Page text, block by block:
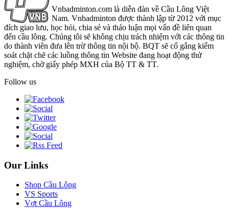
Vnbadminton.com là diễn đàn về Cầu Lông Việt
Nam. Vnbadminton được thành lập từ 2012 với mục
đích giao lưu, học hỏi, chia sẻ và thảo luận mọi vấn đề liên quan
đến cầu lông. Chúng tôi sẽ không chịu trách nhiệm với các thông tin
do thành viên đưa lên trừ thông tin nội bộ. BQT sẽ cố gắng kiểm
soát chặt chẽ các luồng thông tin Website đang hoạt động thử
nghiệm, chờ giấy phép MXH của Bộ TT & TT.
Follow us
Our Links
Shop Cầu Lông
VS Sports
Vợt Cầu Lông